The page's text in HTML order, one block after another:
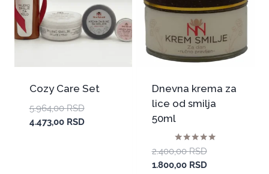
Cozy Care Set
5.964,00RSD
4.473,00 RSD
Dnevna krema za
lice od smilja
50ml
Ocenjeno sa
5.00
od 5
2.400,00RSD
1.800,00 RSD